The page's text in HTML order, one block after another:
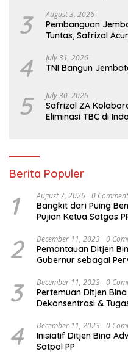
3 August 3, 2026
Pembanguan
Tuntas, Safrizal
4 July 31, 2026
TNI Bangun
5 July 30, 2026
Safrizal ZA
Eliminasi TBC di
Berita Populer
1 August 7, 2026 0 Comment
Bangkit dari Puing
Pujian Ketua Satgas
2 December 11, 2023 0
Pemantauan Ditjen
Gubernur sebagai
3 December 11, 2023 0
Pertemuan Ditjen
Dekonsentrasi &
4 December 11, 2023 0
Inisiatif Ditjen Bina
Satpol PP